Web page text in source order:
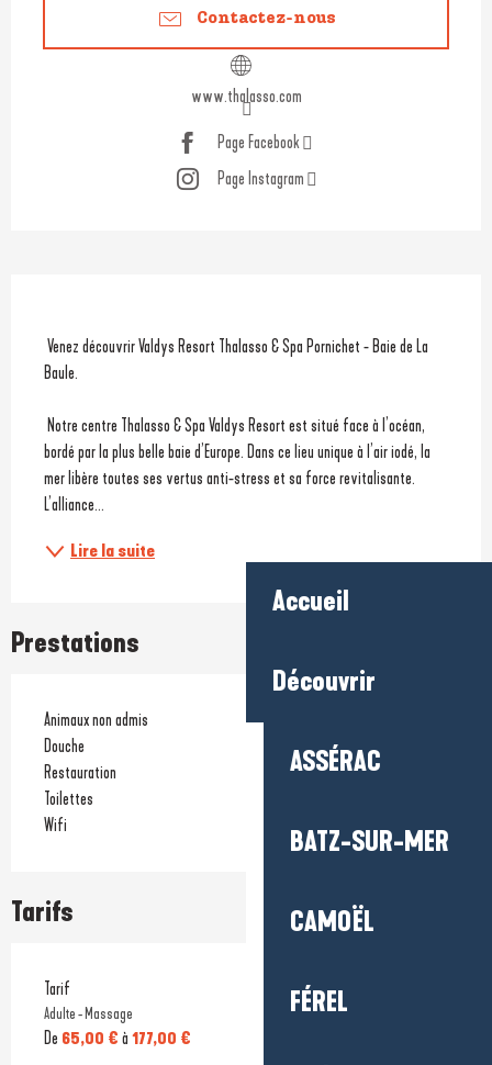
Accueil
Découvrir
ASSÉRAC
BATZ-SUR-MER
CAMOËL
FÉREL
Contactez-nous
www.thalasso.com
Page Facebook
Page Instagram
Baule.
bordé par la plus belle baie d’Europe. Dans ce lieu unique à l’air iodé, la
mer libère toutes ses vertus anti-stress et sa force revitalisante.
L’alliance...
Lire la suite
Prestations
Animaux non admis
Douche
Restauration
Toilettes
Wifi
Tarifs
Tarif
Adulte - Massage
De 65,00 € à 177,00 €